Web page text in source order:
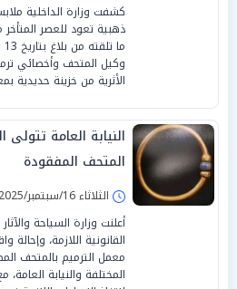
كشفت وزارة الداخلية
ذهبية تعود للعصر
وكيل المتحف وأخصائي
الأثرية من خزينة حديدية
النيابة العامة
المتحف المفقودة
الثلاثاء 16/سبتمبر/2025 - 06:22 م
أعلنت وزارة السياحة
القانونية اللازمة، وإحالة
معمل الترميم بالمتحف
المختلفة والنيابة